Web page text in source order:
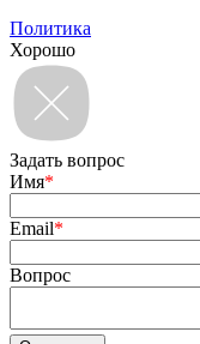
Политика
Хорошо
Задать вопрос
Имя*
Email*
Вопрос